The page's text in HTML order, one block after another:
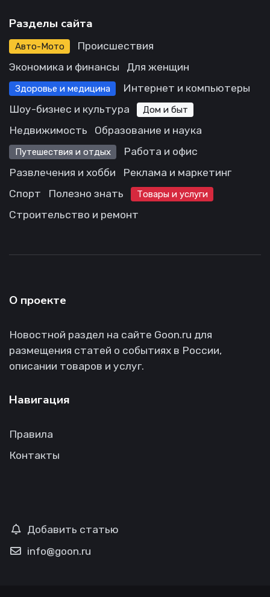
Разделы сайта
Авто-Мото
Происшествия
Экономика и финансы
Для женщин
Здоровье и медицина
Интернет и компьютеры
Шоу-бизнес и культура
Дом и быт
Недвижимость Образование и наука
Путешествия и отдых
Работа и офис
Развлечения и хобби
Реклама и маркетинг
Спорт
Полезно знать Товары и услуги
Строительство и ремонт
О проекте
Новостной раздел на сайте Goon.ru для
размещения статей о событиях в России,
описании товаров и услуг.
Навигация
Правила
Контакты
Добавить статью
info@goon.ru